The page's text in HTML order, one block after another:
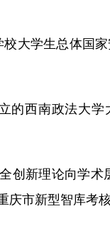
大学生总体国家
西南政法大学
新理论向学术
市新型智库考核